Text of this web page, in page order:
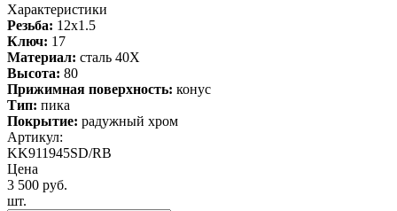
Характеристики
Резьба: 12x1.5
Ключ: 17
Материал: сталь 40X
Высота: 80
Прижимная поверхность: конус
Тип: пика
Покрытие: радужный хром
Артикул:
KK911945SD/RB
Цена
3 500 руб.
шт.